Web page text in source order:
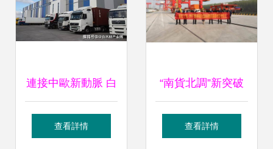
連接中歐新動脈 白
羅斯國際運輸推出
查看詳情
“南貨北調”新突破
首批廣東瓷磚建材
查看詳情